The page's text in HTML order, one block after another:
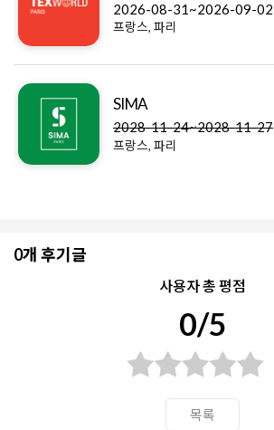
2026-08-31~2026-09-02
프랑스, 파리
SIMA
2028-11-24~2028-11-27
프랑스, 파리
0개 후기글
사용자 총 평점
0/5
목록